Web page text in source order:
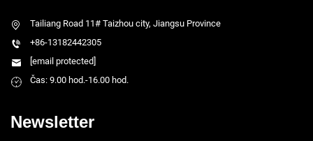
Tailiang Road 11# Taizhou city, Jiangsu Province
+86-13182442305
[email protected]
Čas: 9.00 hod.-16.00 hod.
Newsletter